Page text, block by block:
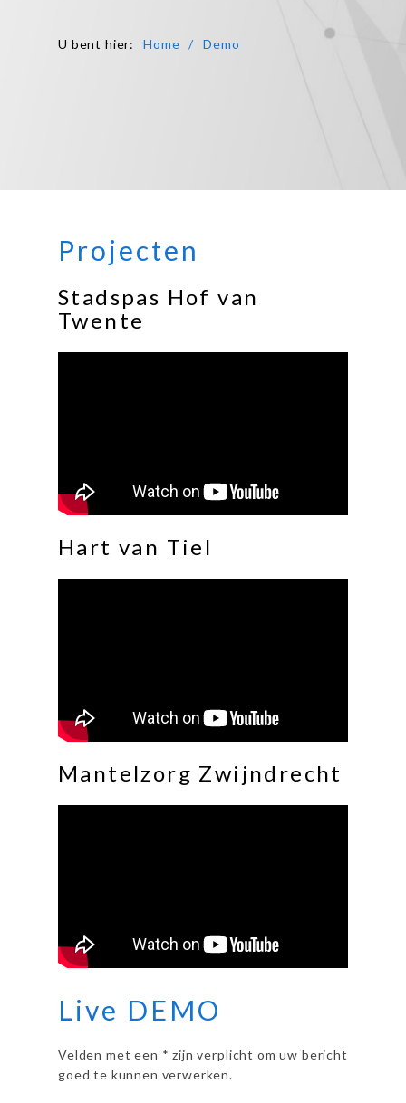
U bent hier: Home Demo
Projecten
Stadspas Hof van
Twente
Hart van Tiel
Mantelzorg Zwijndrecht
Live DEMO
Velden met een * zijn verplicht om uw bericht
goed te kunnen verwerken.